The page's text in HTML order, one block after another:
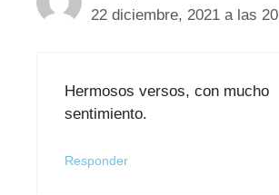
22 diciembre, 2021 a las
Hermosos versos, con mucho
sentimiento.
Responder